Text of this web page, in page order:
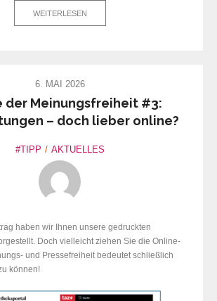
WEITERLESEN
6. MAI 2026
der Meinungsfreiheit #3:
– doch lieber online?
#TIPP AKTUELLES
haben wir Ihnen unsere gedruckten
Doch vielleicht ziehen Sie die Online-
und Pressefreiheit bedeutet schließlich
können!